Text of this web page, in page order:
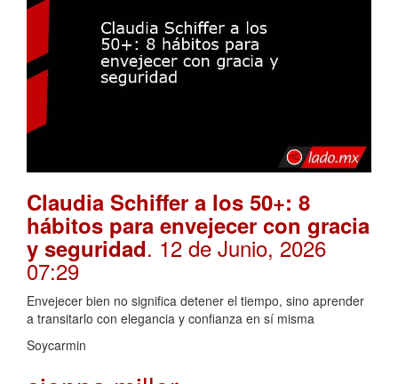
Claudia Schiffer a los 50+: 8
hábitos para envejecer con gracia
y seguridad. 12 de Junio, 2026
07:29
Envejecer bien no significa detener el tiempo, sino aprender
a transitarlo con elegancia y confianza en sí misma
Soycarmin